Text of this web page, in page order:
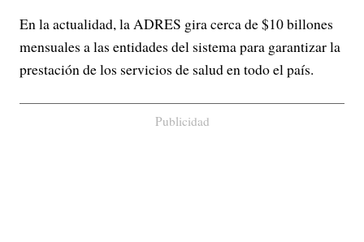
En la actualidad, la ADRES gira cerca de $10 billones
mensuales a las entidades del sistema para garantizar la
prestación de los servicios de salud en todo el país.
Publicidad